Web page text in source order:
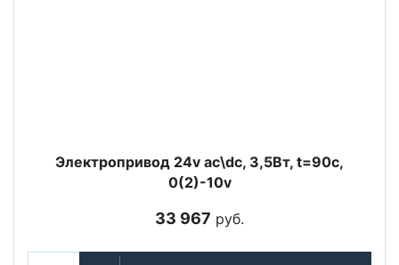
Электропривод 24v ac\dc, 3,5Вт, t=90c,
0(2)-10v
33 967 руб.